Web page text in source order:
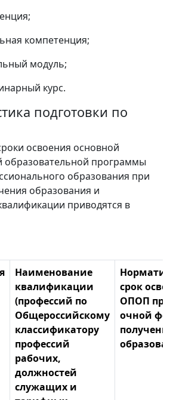
компетенция;
модуль;
курс.
подготовки по
освоения основной
образовательной программы
образования при
образования и
приводятся в
Наименование
квалификации
(профессий по
Общероссийскому
классификатору
профессий
рабочих,
должностей
служащих и
срок
ОПОП
очной